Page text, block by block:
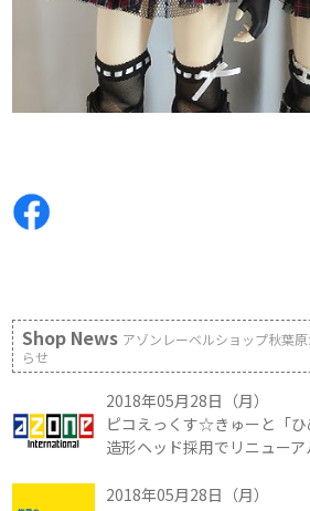
Shop News アゾンレーベルショップ秋葉
らせ
2018年05月28日（月）
ピコえっくす☆きゅーと「
造形ヘッド採用でリニュー
2018年05月28日（月）